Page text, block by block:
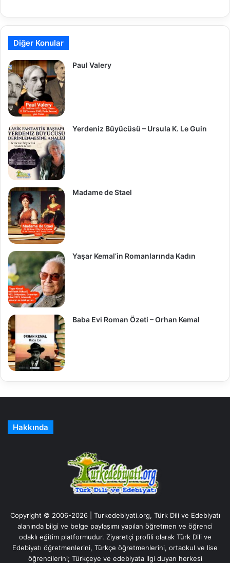
Diğer Konular
Paul Valery
Yerdeniz Büyücüsü – Ursula K. Le Guin
Madame de Stael
Yaşar Kemal’in Romanlarında Kadın
Baba Evi Roman Özeti – Orhan Kemal
Hakkında
Copyright © 2006-2026 | Turkedebiyati.org, Türk Dili ve Edebiyatı
alanında bilgi ve belge paylaşımı yapılan öğretmen ve öğrenci
odaklı eğitim platformudur. Ziyaretçi profili olarak Türk Dili ve
Edebiyatı öğretmenlerini, Türkçe öğretmenlerini, ortaokul ve lise
öğrencilerini; Türkçeye ve edebiyata ilgi duyan herkesi